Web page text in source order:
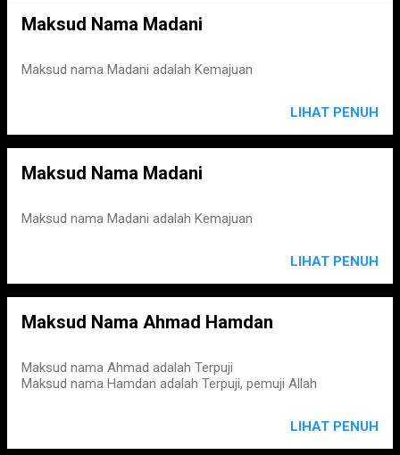
Maksud Nama Madani
Maksud nama Madani adalah Kemajuan
LIHAT PENUH
Maksud Nama Madani
Maksud nama Madani adalah Kemajuan
LIHAT PENUH
Maksud Nama Ahmad Hamdan
Maksud nama Ahmad adalah Terpuji
Maksud nama Hamdan adalah Terpuji, pemuji Allah
LIHAT PENUH